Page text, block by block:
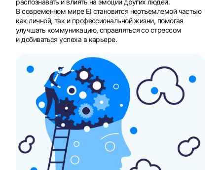
распознавать и влиять на эмоции других людей.
В современном мире EI становится неотъемлемой частью
как личной, так и профессиональной жизни, помогая
улучшать коммуникацию, справляться со стрессом
и добиваться успеха в карьере.